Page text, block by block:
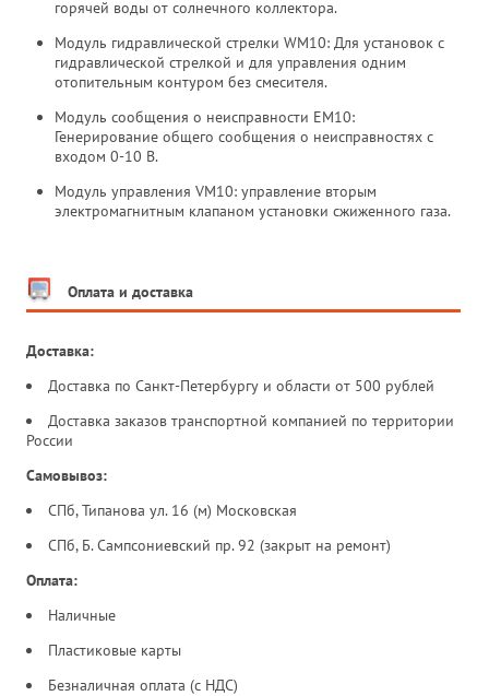
горячей воды от солнечного коллектора.
Модуль гидравлической стрелки WM10: Для установок с
гидравлической стрелкой и для управления одним
отопительным контуром без смесителя.
Модуль сообщения о неисправности EM10:
Генерирование общего сообщения о неисправностях с
входом 0-10 В.
Модуль управления VM10: управление вторым
электромагнитным клапаном установки сжиженного газа.
Оплата и доставка
Доставка:
Доставка по Санкт-Петербургу и области от 500 рублей
Доставка заказов транспортной компанией по территории
России
Самовывоз:
СПб, Типанова ул. 16 (м) Московская
СПб, Б. Сампсониевский пр. 92 (закрыт на ремонт)
Оплата:
Наличные
Пластиковые карты
Безналичная оплата (с НДС)